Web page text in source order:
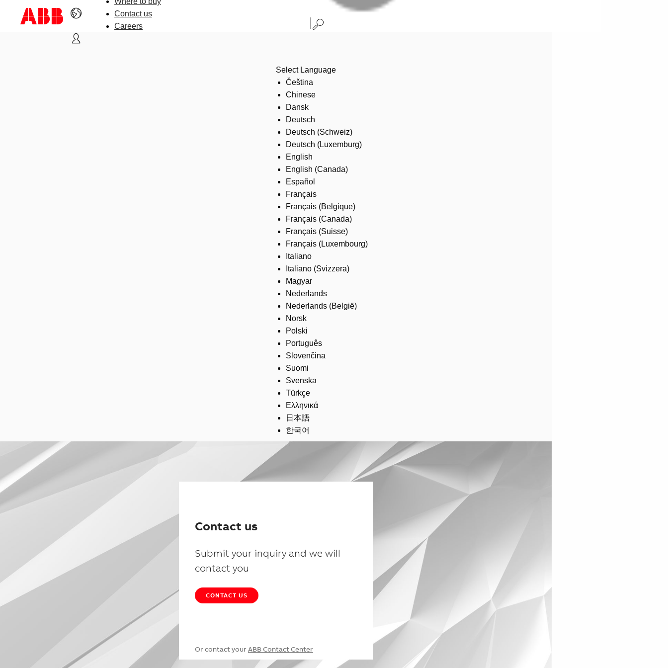
Contact us
Careers
Select Language
Čeština
Chinese
Dansk
Deutsch
Deutsch (Schweiz)
Deutsch (Luxemburg)
English
English (Canada)
Español
Français
Français (Belgique)
Français (Canada)
Français (Suisse)
Français (Luxembourg)
Italiano
Italiano (Svizzera)
Magyar
Nederlands
Nederlands (België)
Norsk
Polski
Português
Slovenčina
Suomi
Svenska
Türkçe
Ελληνικά
日本語
한국어
Contact us
Submit your inquiry and we will
contact you
CONTACT US
Or contact your ABB Contact Center